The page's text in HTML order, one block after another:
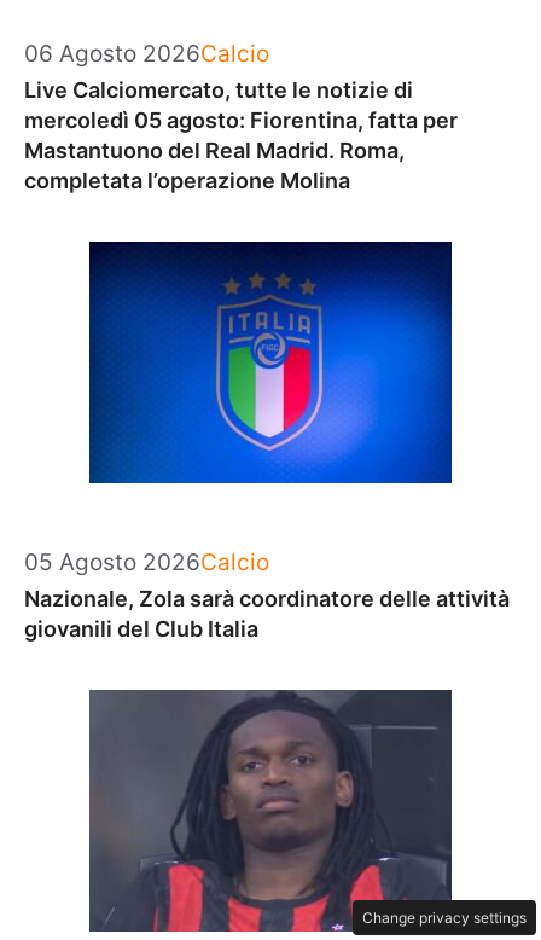
06 Agosto 2026Categorie
Calcio
Live Calciomercato, tutte le notizie di
mercoledì 05 agosto: Fiorentina, fatta per
Mastantuono del Real Madrid. Roma,
completata l’operazione Molina
05 Agosto 2026Categorie
Calcio
Nazionale, Zola sarà coordinatore delle attività
giovanili del Club Italia
Change privacy settings